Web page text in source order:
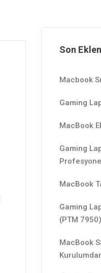
Son
Macbook
Gaming
MacBook
Gaming
MacBook
Gaming
(PTM 7950)
MacBook